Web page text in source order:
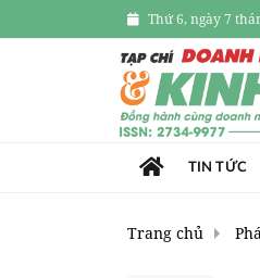
Thứ 6, ngày 7
TIN TỨC
Trang chủ